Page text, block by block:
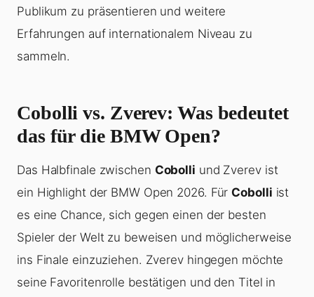
Publikum zu präsentieren und weitere
Erfahrungen auf internationalem Niveau zu
sammeln.
Cobolli vs. Zverev: Was bedeutet
das für die BMW Open?
Das Halbfinale zwischen Cobolli und Zverev ist
ein Highlight der BMW Open 2026. Für Cobolli ist
es eine Chance, sich gegen einen der besten
Spieler der Welt zu beweisen und möglicherweise
ins Finale einzuziehen. Zverev hingegen möchte
seine Favoritenrolle bestätigen und den Titel in